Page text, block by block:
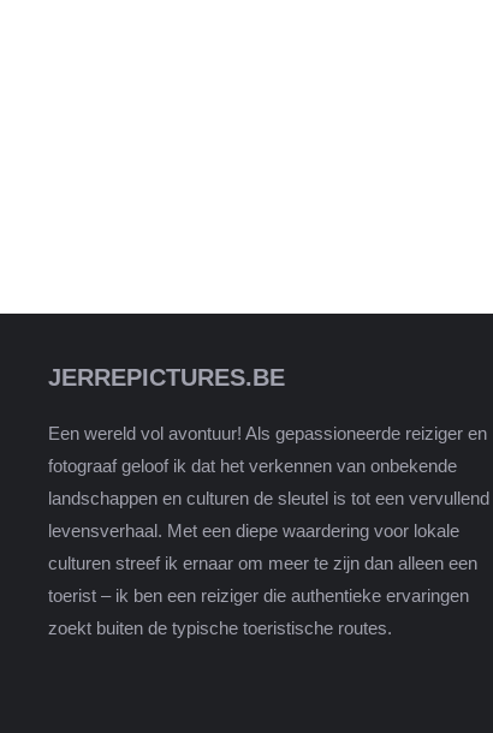
JERREPICTURES.BE
Een wereld vol avontuur! Als gepassioneerde reiziger en
fotograaf geloof ik dat het verkennen van onbekende
landschappen en culturen de sleutel is tot een vervullend
levensverhaal. Met een diepe waardering voor lokale
culturen streef ik ernaar om meer te zijn dan alleen een
toerist – ik ben een reiziger die authentieke ervaringen
zoekt buiten de typische toeristische routes.